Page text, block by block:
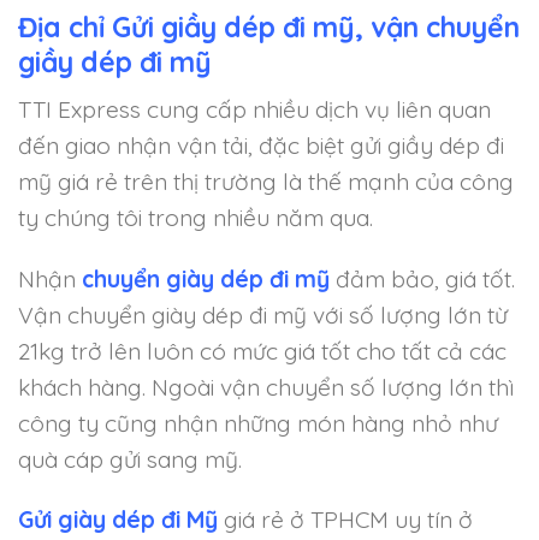
Địa chỉ Gửi giầy dép đi mỹ, vận chuyển
giầy dép đi mỹ
TTI Express cung cấp nhiều dịch vụ liên quan
đến giao nhận vận tải, đặc biệt gửi giầy dép đi
mỹ giá rẻ trên thị trường là thế mạnh của công
ty chúng tôi trong nhiều năm qua.
Nhận chuyển giày dép đi mỹ đảm bảo, giá tốt.
Vận chuyển giày dép đi mỹ với số lượng lớn từ
21kg trở lên luôn có mức giá tốt cho tất cả các
khách hàng. Ngoài vận chuyển số lượng lớn thì
công ty cũng nhận những món hàng nhỏ như
quà cáp gửi sang mỹ.
Gửi giày dép đi Mỹ giá rẻ ở TPHCM uy tín ở